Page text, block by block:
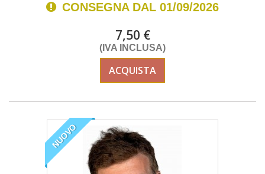
CONSEGNA DAL 01/09/2026
7,50 €
(IVA INCLUSA)
ACQUISTA
NUOVO